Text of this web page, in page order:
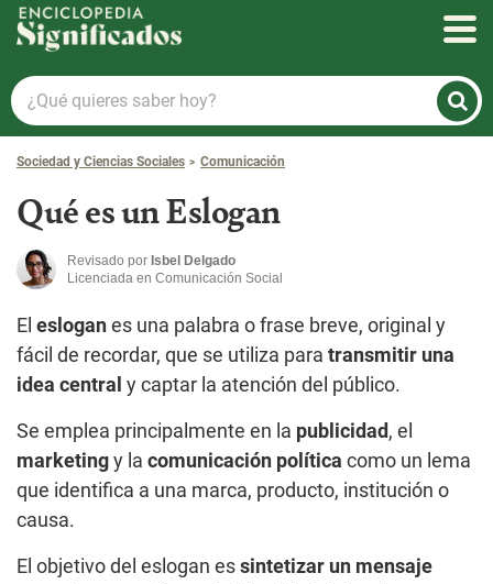
Enciclopedia Significados
¿Qué
quieres
saber
hoy?
Sociedad y Ciencias Sociales Comunicación
Qué es un Eslogan
Revisado por Isbel Delgado
Licenciada en Comunicación Social
El eslogan es una palabra o frase breve, original y
fácil de recordar, que se utiliza para transmitir una
idea central y captar la atención del público.
Se emplea principalmente en la publicidad , el
marketing y la comunicación política como un lema
que identifica a una marca, producto, institución o
causa.
El objetivo del eslogan es sintetizar un mensaje